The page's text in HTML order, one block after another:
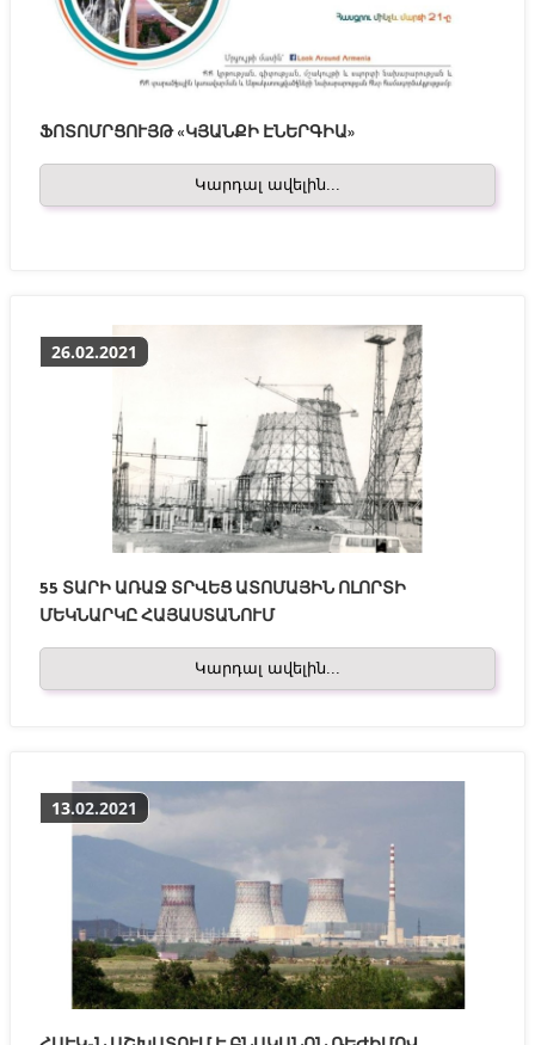
ՖՈՏՈՄՐՑՈՒՅԹ «ԿՅԱՆՔԻ ԷՆԵՐԳԻԱ»
Կարդալ ավելին...
26.02.2021
55 ՏԱՐԻ ԱՌԱՋ ՏՐՎԵՑ ԱՏՈՄԱՅԻՆ ՈԼՈՐՏԻ
ՄԵԿՆԱՐԿԸ ՀԱՅԱՍՏԱՆՈՒՄ
Կարդալ ավելին...
13.02.2021